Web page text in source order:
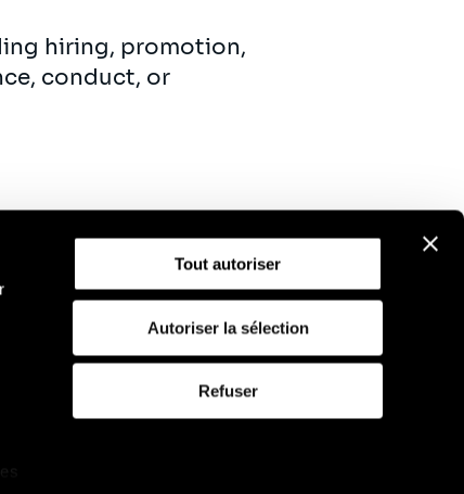
Tout autoriser
Autoriser la sélection
Refuser
hiring, promotion,
conduct, or
Politique d'utilisation des cookies